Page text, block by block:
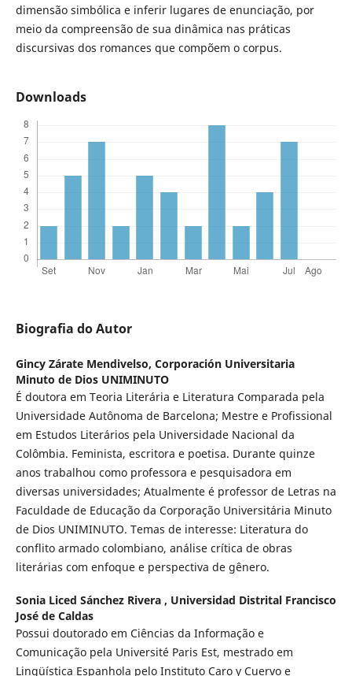
dimensão simbólica e inferir lugares de enunciação, por
meio da compreensão de sua dinâmica nas práticas
discursivas dos romances que compõem o corpus.
Downloads
Biografia do Autor
Gincy Zárate Mendivelso, Corporación Universitaria
Minuto de Dios UNIMINUTO
É doutora em Teoria Literária e Literatura Comparada pela
Universidade Autônoma de Barcelona; Mestre e Profissional
em Estudos Literários pela Universidade Nacional da
Colômbia. Feminista, escritora e poetisa. Durante quinze
anos trabalhou como professora e pesquisadora em
diversas universidades; Atualmente é professor de Letras na
Faculdade de Educação da Corporação Universitária Minuto
de Dios UNIMINUTO. Temas de interesse: Literatura do
conflito armado colombiano, análise crítica de obras
literárias com enfoque e perspectiva de gênero.
Sonia Liced Sánchez Rivera , Universidad Distrital Francisco
José de Caldas
Possui doutorado em Ciências da Informação e
Comunicação pela Université Paris Est, mestrado em
Lingüística Espanhola pelo Instituto Caro y Cuervo e